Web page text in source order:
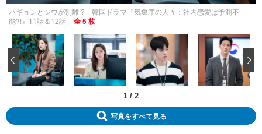
ハギョンとシウが別離!? 韓国ドラマ『気象庁の人々：社内恋愛は予測不
能?!』11話＆12話
全 5 枚
1 / 2
‹
写真をすべて見る